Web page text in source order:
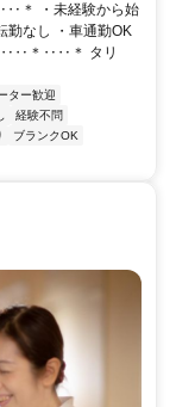
＊ ・未経験から始
勤なし ・車通勤OK
＊‥‥＊ タリ
ター歓迎
経験不問
ブランクOK